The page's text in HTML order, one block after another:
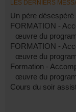
LES DERNIERS
Un père désespéré
FORMATION -
œuvre du
FORMATION -
œuvre du
Formation -
œuvre du
Cours du soir